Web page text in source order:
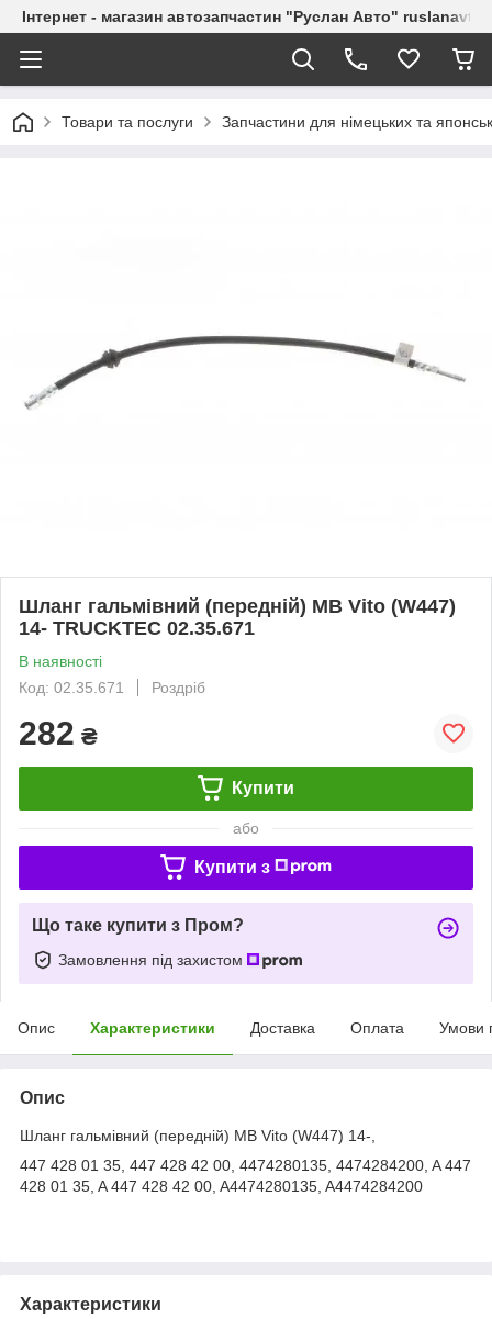
Інтернет - магазин автозапчастин "Руслан Авто"
Товари та послуги Запчастини для німецьких та
Шланг гальмівний (передній) MB Vito (W447)
14- TRUCKTEC 02.35.671
В наявності
Код: 02.35.671
Роздріб
282 ₴
Купити
або
Купити з
Що таке купити з Пром?
Замовлення під захистом
Опис Характеристики Доставка Оплата Умови
Опис
Шланг гальмівний (передній) MB Vito (W447) 14-,
447 428 01 35, 447 428 42 00, 4474280135, 4474284200, A 447
428 01 35, A 447 428 42 00, A4474280135, A4474284200
Характеристики